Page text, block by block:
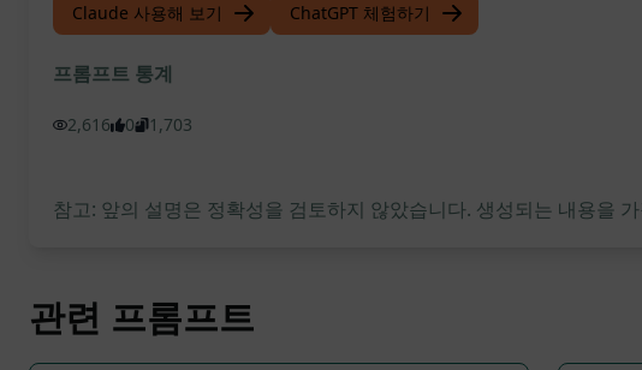
Claude 사용해 보기 ChatGPT 체험하기
프롬프트 통계
2,616 0 1,703
참고: 앞의 설명은 정확성을 검토하지 않았습니다. 생성되는 내용을
관련 프롬프트